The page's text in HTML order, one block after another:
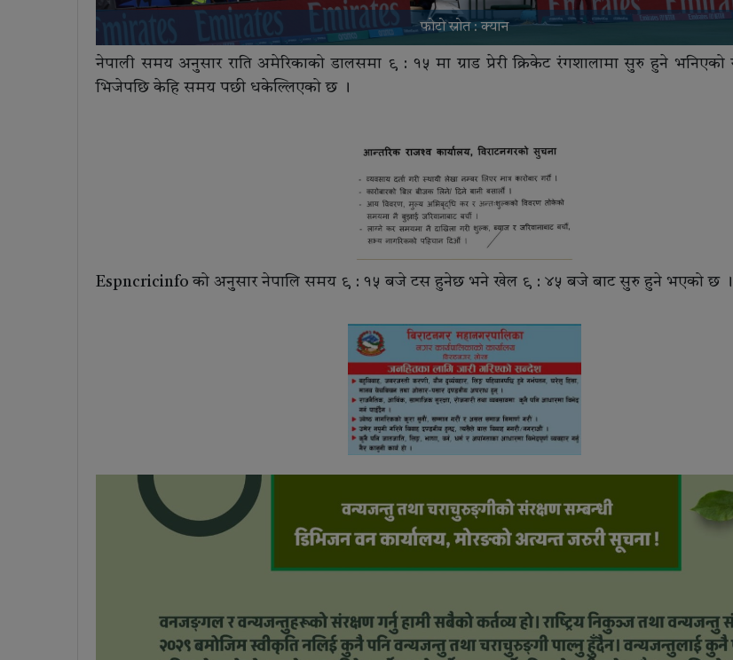
फोटो स्रोत : क्यान
नेपाली समय अनुसार राति अमेरिकाको डालसमा ९ : १५ मा ग्राड प्रेरी क्रिकेट रंगशालामा सुरु हुने
भिजेपछि केहि समय पछी धकेल्लिएको छ ।
Espncricinfo को अनुसार नेपालि समय ९ : १५ बजे टस हुनेछ भने खेल ९ : ४५ बजे बाट सुरु हुने भएको छ ।